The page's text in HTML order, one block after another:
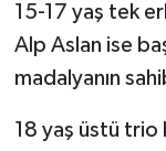
15-17 yaş tek
Alp Aslan ise
madalyanın
18 yaş üstü